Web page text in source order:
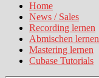
Home
News / Sales
Recording lernen
Abmischen lernen
Mastering lernen
Cubase Tutorials